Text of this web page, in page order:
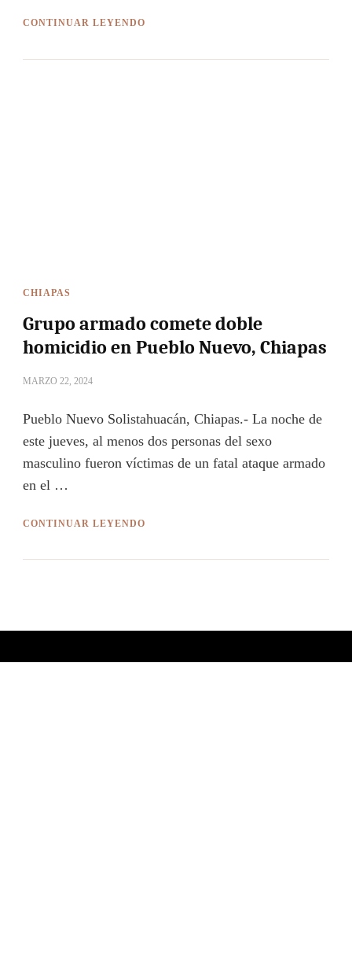
CONTINUAR LEYENDO
CHIAPAS
Grupo armado comete doble
homicidio en Pueblo Nuevo, Chiapas
MARZO 22, 2024
Pueblo Nuevo Solistahuacán, Chiapas.- La noche de
este jueves, al menos dos personas del sexo
masculino fueron víctimas de un fatal ataque armado
en el …
CONTINUAR LEYENDO